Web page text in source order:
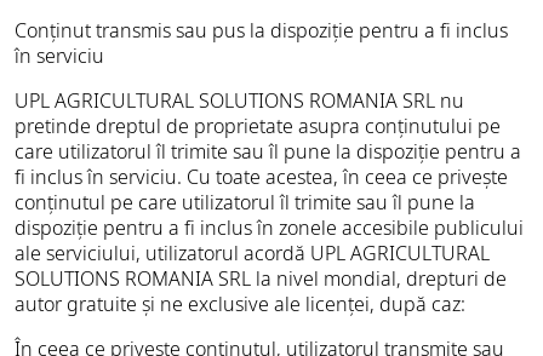
Conținut transmis sau pus la dispoziție pentru a fi inclus
în serviciu
UPL AGRICULTURAL SOLUTIONS ROMANIA SRL nu
pretinde dreptul de proprietate asupra conținutului pe
care utilizatorul îl trimite sau îl pune la dispoziție pentru a
fi inclus în serviciu. Cu toate acestea, în ceea ce privește
conținutul pe care utilizatorul îl trimite sau îl pune la
dispoziție pentru a fi inclus în zonele accesibile publicului
ale serviciului, utilizatorul acordă UPL AGRICULTURAL
SOLUTIONS ROMANIA SRL la nivel mondial, drepturi de
autor gratuite și ne exclusive ale licenței, după caz:
În ceea ce privește conținutul, utilizatorul transmite sau